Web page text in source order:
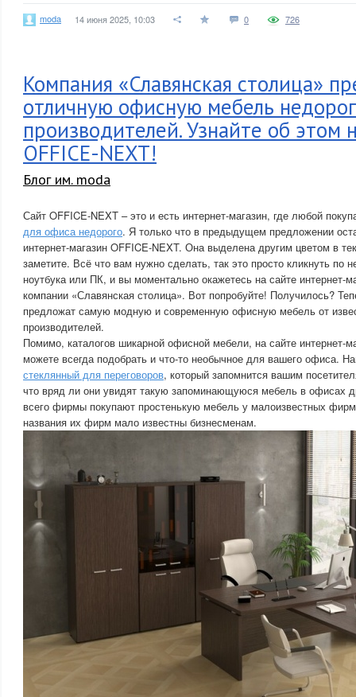
moda 14 июня 2025, 10:03 0 726
Компания «Славянская столица»
отличную офисную мебель
производителей. Узнайте об этом
OFFICE-NEXT!
Блог им. moda
Сайт OFFICE-NEXT – это и есть интернет-магазин, где любой
для офиса недорого. Я только что в предыдущем предложении
интернет-магазин OFFICE-NEXT. Она выделена другим цветом в
заметите. Всё что вам нужно сделать, так это просто кликнуть по
ноутбука или ПК, и вы моментально окажетесь на сайте интернет-
компании «Славянская столица». Вот попробуйте! Получилось?
предложат самую модную и современную офисную мебель от
производителей.
Помимо, каталогов шикарной офисной мебели, на сайте интернет-
можете всегда подобрать и что-то необычное для вашего офиса.
стеклянный для переговоров, который запомнится вашим
что вряд ли они увидят такую запоминающуюся мебель в офисах
всего фирмы покупают простенькую мебель у малоизвестных
названия их фирм мало известны бизнесменам.